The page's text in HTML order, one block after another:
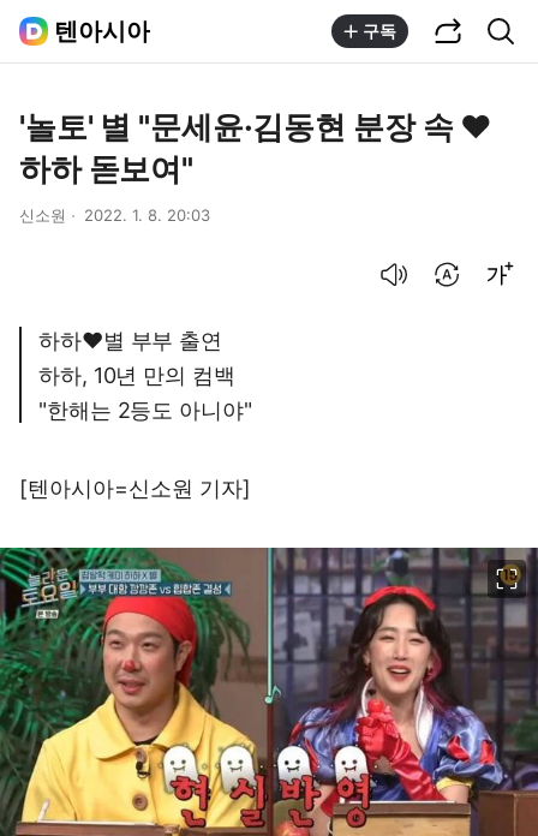
텐아시아 구독
'놀토' 별 "문세윤·김동현 분장 속 ♥
하하 돋보여"
신소원 2022. 1. 8. 20:03
하하♥별 부부 출연
하하, 10년 만의 컴백
"한해는 2등도 아니야"
[텐아시아=신소원 기자]